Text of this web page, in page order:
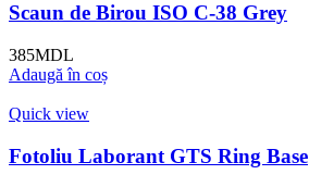
Scaun de Birou ISO C-38 Grey
385MDL
Adaugă în coș
Quick view
Fotoliu Laborant GTS Ring Base